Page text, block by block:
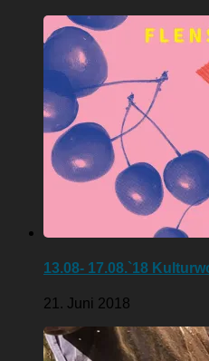
13.08- 17.08.`18
21. Juni 2018